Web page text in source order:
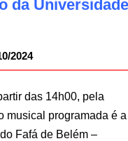
da Universidade
2024
das 14h00, pela
musical programada é a
Fafá de Belém –